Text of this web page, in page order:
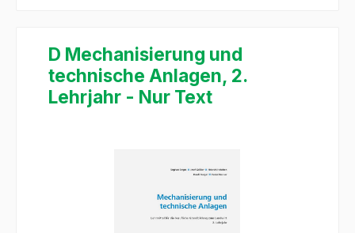
D Mechanisierung und
technische Anlagen, 2.
Lehrjahr - Nur Text